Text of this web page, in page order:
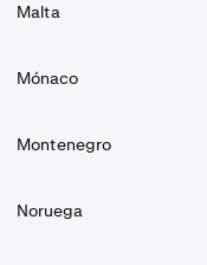
Malta
Mónaco
Montenegro
Noruega